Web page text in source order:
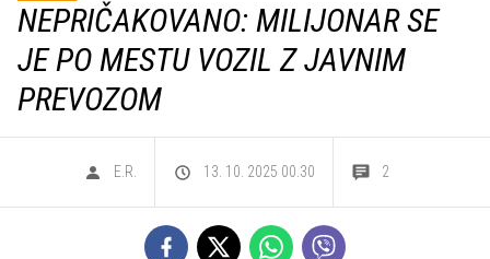
NEPRIČAKOVANO: MILIJONAR SE
JE PO MESTU VOZIL Z JAVNIM
PREVOZOM
E.R. 13. 10. 2025 00.30 2